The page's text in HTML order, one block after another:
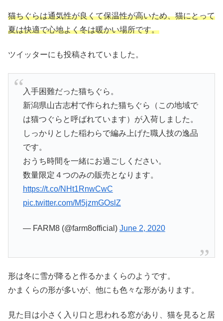
猫ちぐらは通気性が良くて保温性が高いため、猫にとって
夏は快適で心地よく冬は暖かい場所です。
ツイッターにも投稿されていました。
入手困難だった猫ちぐら。
新潟県山古志村で作られた猫ちぐら（この地域で
は猫つぐらと呼ばれています）が入荷しました。
しっかりとした稲わらで編み上げた職人技の逸品
です。
おうち時間を一緒にお過ごしください。
数量限定４つのみの販売となります。
https://t.co/NHt1RnwCwC
pic.twitter.com/M5jzmGOslZ
— FARM8 (@farm8official) June 2, 2020
形は冬に雪が降ると作るかまくらのようです。
かまくらの形が多いが、他にも色々な形があります。
見た目は小さく入り口と思われる窓があり、猫を見ると居